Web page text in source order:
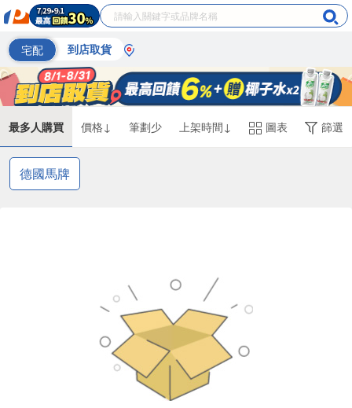
宅配 到店取貨
最多人購買 價格↓ 筆劃少 上架時間↓ 圖表 篩選
德國馬牌